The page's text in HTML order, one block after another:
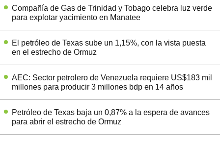
Compañía de Gas de Trinidad y Tobago celebra luz verde
para explotar yacimiento en Manatee
El petróleo de Texas sube un 1,15%, con la vista puesta
en el estrecho de Ormuz
AEC: Sector petrolero de Venezuela requiere US$183 mil
millones para producir 3 millones bdp en 14 años
Petróleo de Texas baja un 0,87% a la espera de avances
para abrir el estrecho de Ormuz